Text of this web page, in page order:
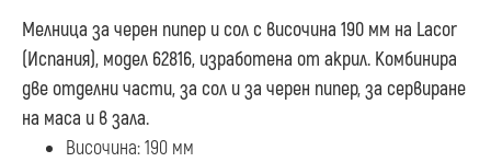
Мелница за черен пипер и сол с височина 190 мм на Lacor
(Испания), модел 62816, изработена от акрил. Комбинира
две отделни части, за сол и за черен пипер, за сервиране
на маса и в зала.
Височина: 190 мм